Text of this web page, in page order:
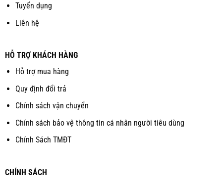
Tuyển dụng
Liên hệ
HỖ TRỢ KHÁCH HÀNG
Hỗ trợ mua hàng
Quy định đổi trả
Chính sách vận chuyển
Chính sách bảo vệ thông tin cá nhân người tiêu dùng
Chính Sách TMĐT
CHÍNH SÁCH